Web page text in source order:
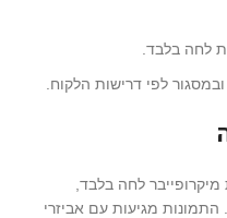
לחה בלבד.
לפי דרישות הלקוח.
לחה בלבד,
התמונות מגיעות עם אביזרי